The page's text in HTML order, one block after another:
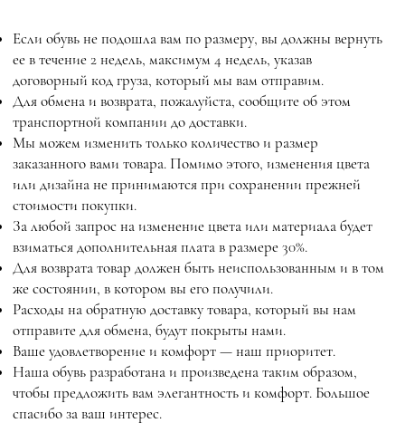
Если обувь не подошла вам по размеру, вы должны вернуть
ее в течение 2 недель, максимум 4 недель, указав
договорный код груза, который мы вам отправим.
Для обмена и возврата, пожалуйста, сообщите об этом
транспортной компании до доставки.
Мы можем изменить только количество и размер
заказанного вами товара. Помимо этого, изменения цвета
или дизайна не принимаются при сохранении прежней
стоимости покупки.
За любой запрос на изменение цвета или материала будет
взиматься дополнительная плата в размере 30%.
Для возврата товар должен быть неиспользованным и в том
же состоянии, в котором вы его получили.
Расходы на обратную доставку товара, который вы нам
отправите для обмена, будут покрыты нами.
Ваше удовлетворение и комфорт — наш приоритет.
Наша обувь разработана и произведена таким образом,
чтобы предложить вам элегантность и комфорт. Большое
спасибо за ваш интерес.